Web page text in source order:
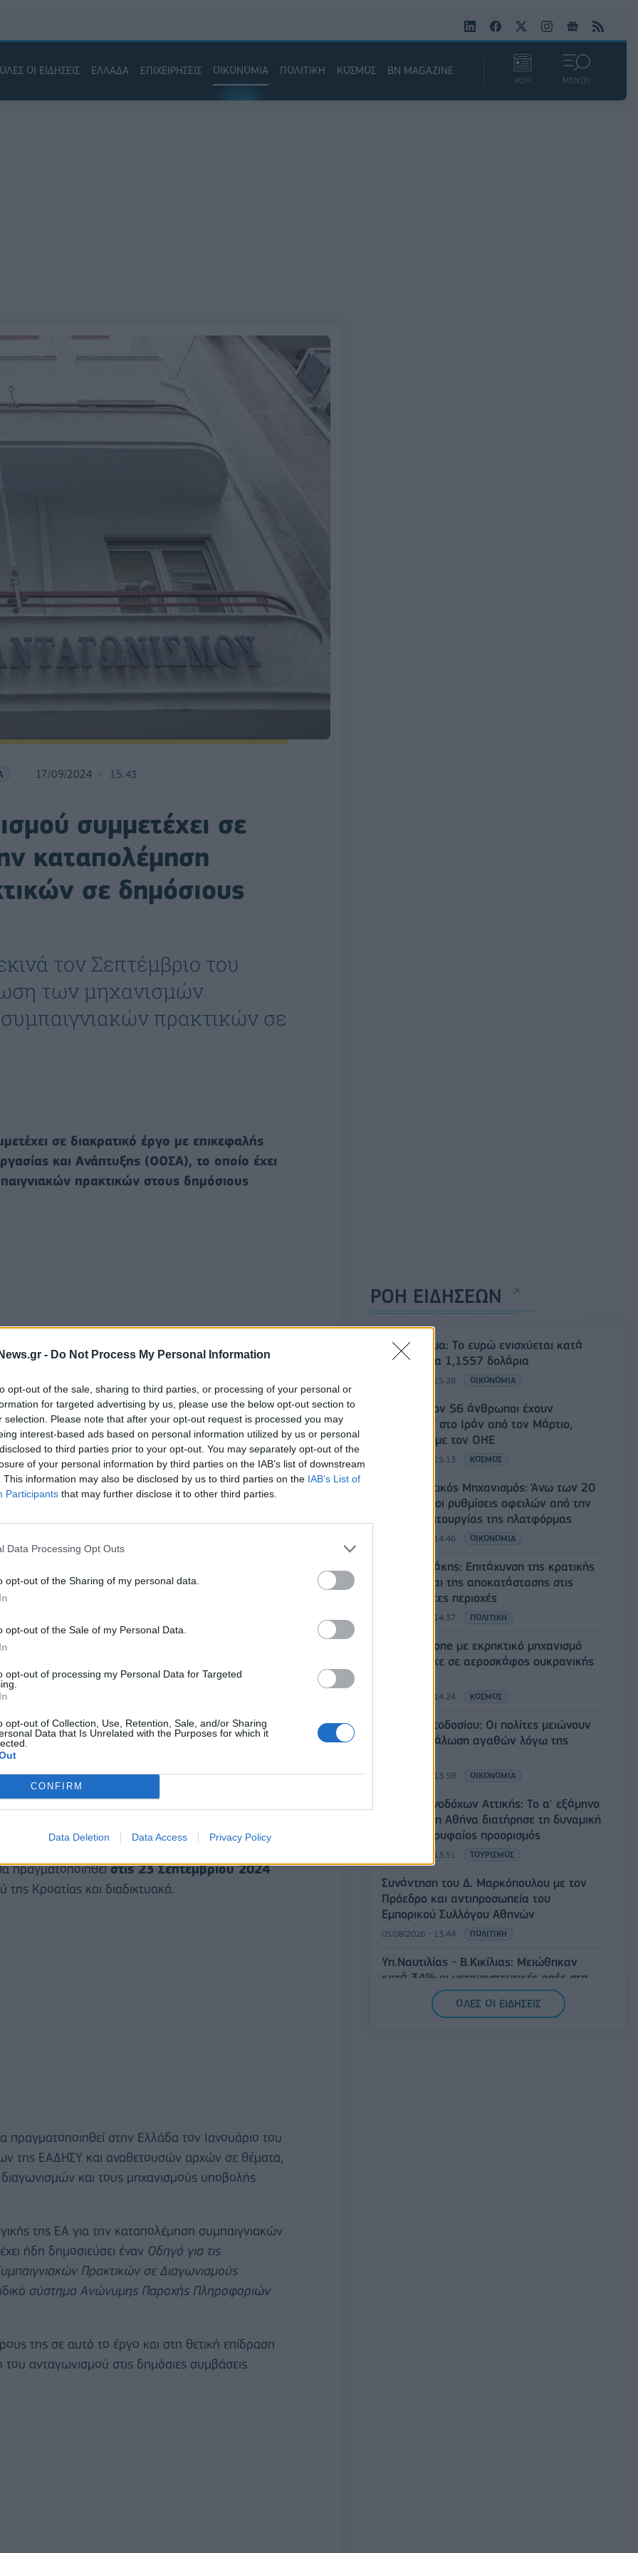
- Do Not Process My Personal Information
opt-out of the sale, sharing to third parties, or processing of your personal or
for targeted advertising by us, please use the below opt-out section to
selection. Please note that after your opt-out request is processed you may
interest-based ads based on personal information utilized by us or personal
to third parties prior to your opt-out. You may separately opt-out of the
of your personal information by third parties on the IAB’s list of downstream
This information may also be disclosed by us to third parties on the IAB’s List of
Participants that may further disclose it to other third parties.
Data Processing Opt Outs
opt-out of the Sharing of my personal data.
opt-out of the Sale of my Personal Data.
opt-out of processing my Personal Data for Targeted
opt-out of Collection, Use, Retention, Sale, and/or Sharing
Data that Is Unrelated with the Purposes for which it
CONFIRM
Data Deletion Data Access Privacy Policy
ΟΛΕΣ ΟΙ ΕΙΔΗΣΕΙΣ ΕΛΛΑΔΑ ΕΠΙΧΕΙΡΗΣΕΙΣ ΟΙΚΟΝΟΜΙΑ ΠΟΛΙΤΙΚΗ ΚΟΣΜΟΣ BN MAGAZINE
ΡΟΗ ΜΕΝΟΥ
17/09/2024 15:43
συμμετέχει σε
καταπολέμηση
σε δημόσιους
τον Σεπτέμβριο του
των μηχανισμών
πρακτικών σε
σε διακρατικό έργο με επικεφαλής
και Ανάπτυξης (ΟΟΣΑ), το οποίο έχει
πρακτικών στους δημόσιους
του 2024, αποσκοπεί στη βελτίωση των
πρακτικών σε δημόσιους διαγωνισμούς. Το
Ένωσημέσω του Μέσου Τεχνικής Υποστήριξης
σε αυτό και οι αρχές ανταγωνισμού της
(AZTN), της Κύπρου (ΕΠΑ) και της
μεταξύ οικονομικών φορέων που αποσκοπούν
σύναψης δημόσιων συμβάσεων - είναι
ανταγωνισμού
του ανταγωνισμού. Οι επιμέρους
για τους κινδύνους αυτών των
νομοθεσία περί ανταγωνισμού και την
και περιλαμβάνουν:
φορέων του δημοσίου και του ιδιωτικού
σχετικών συμπεριφορών
συμμόρφωσης με τους κανόνες του ελεύθερου
ανταγωνισμού και των αναθετουσών αρχών και/ή
πραγματοποιηθείστις 23 Σεπτεμβρίου 2024
Κροατίας και διαδικτυακά.
πραγματοποιηθεί στην Ελλάδα τον Ιανουάριο του
της ΕΑΔΗΣΥ και αναθετουσών αρχών σε θέματα,
διαγωνισμών και τους μηχανισμούς υποβολής
της ΕΑ για την καταπολέμηση συμπαιγνιακών
ήδη δημοσιεύσει έναν Οδηγό για τις
Πρακτικών σε Διαγωνισμούς
σύστημα Ανώνυμης Παροχής Πληροφοριών
της σε αυτό το έργο και στη θετική επίδραση
ανταγωνισμού στις δημόσιες συμβάσεις.
ΡΟΗ ΕΙΔΗΣΕΩΝ
Συνάλλαγμα: Το ευρώ ενισχύεται κατά
0,20%, στα 1,1557 δολάρια
05/08/2026 - 15:28 ΟΙΚΟΝΟΜΙΑ
Τουλάχιστον 56 άνθρωποι έχουν
εκτελεστεί στο Ιράν από τον Μάρτιο,
σύμφωνα με τον ΟΗΕ
05/08/2026 - 15:13 ΚΟΣΜΟΣ
Εξωδικαστικός Μηχανισμός: Άνω των 20
δισ. ευρώ οι ρυθμίσεις οφειλών από την
έναρξη λειτουργίας της πλατφόρμας
05/08/2026 - 14:46 ΟΙΚΟΝΟΜΙΑ
Κ. Μητσοτάκης: Επιτάχυνση της κρατικής
αρωγής και της αποκατάστασης στις
πυρόπληκτες περιοχές
05/08/2026 - 14:37 ΠΟΛΙΤΙΚΗ
Λειψία: Drone με εκρηκτικό μηχανισμό
εντοπίστηκε σε αεροσκάφος ουκρανικής
05/08/2026 - 14:24 ΚΟΣΜΟΣ
Γ. Χατζηθεοδοσίου: Οι πολίτες μειώνουν
την κατανάλωση αγαθών λόγω της
05/08/2026 - 13:59 ΟΙΚΟΝΟΜΙΑ
Ένωση Ξενοδόχων Αττικής: Το α' εξάμηνο
του 2026 η Αθήνα διατήρησε τη δυναμική
της ως κορυφαίος προορισμός
05/08/2026 - 13:51 ΤΟΥΡΙΣΜΟΣ
Συνάντηση του Δ. Μαρκόπουλου με τον
Πρόεδρο και αντιπροσωπεία του
Εμπορικού Συλλόγου Αθηνών
05/08/2026 - 13:44 ΠΟΛΙΤΙΚΗ
Υπ.Ναυτιλίας - B.Κικίλιας: Μειώθηκαν
κατά 34% οι μεταναστευτικές ροές στα
θαλάσσια σύνορα
05/08/2026 - 13:35
ΟΛΕΣ ΟΙ ΕΙΔΗΣΕΙΣ